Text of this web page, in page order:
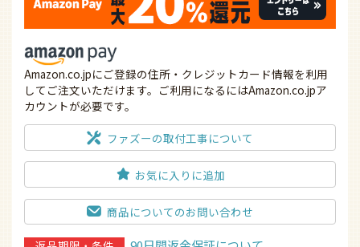
Amazon.co.jpにご登録の住所・クレジットカード情報を利用
してご注文いただけます。ご利用になるにはAmazon.co.jpア
カウントが必要です。
ファズーの取付工事について
お気に入りに追加
商品についてのお問い合わせ